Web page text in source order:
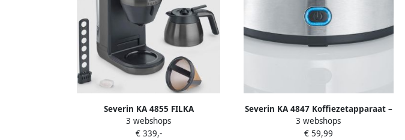
Severin KA 4855 FILKA
Filterkoffiezetapparaat – Volautomaat
– Bonen & Filterkoffie – 5 Sterktes –
3 webshops
€ 339,-
Severin KA 4847 Koffiezetapparaat –
Thermoskan RVS – 8 Kopjes – 1000W –
Druppelstop – Automatische
3 webshops
€ 59,99